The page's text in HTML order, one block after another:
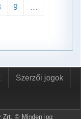
9 …
Szerzői jogok
Zrt. © Minden jog